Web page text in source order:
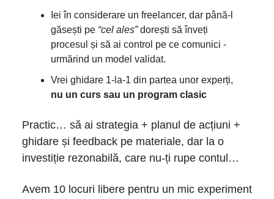
Iei în considerare un freelancer, dar până-l
găsești pe “cel ales”dorești să înveți
procesul și să ai control pe ce comunici -
urmărind un model validat.
Vrei ghidare 1-la-1 din partea unor experți,
nu un curs sau un program clasic
Practic… să ai strategia + planul de acțiuni +
ghidare și feedback pe materiale, dar la o
investiție rezonabilă, care nu-ți rupe contul…
Avem 10 locuri libere pentru un mic experiment